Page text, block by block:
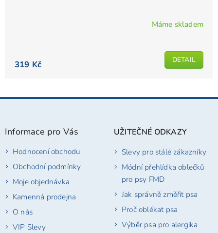
Máme skladem
319 Kč DETAIL
Z
Informace pro Vás
Hodnocení obchodu
Obchodní podmínky
Moje objednávka
Kamenná prodejna
O nás
VIP Slevy
UŽITEČNÉ ODKAZY
Slevy pro stálé zákazníky
Módní přehlídka oblečků
pro psy FMD
Jak správně změřit psa
Proč oblékat psa
Výběr psa pro alergika